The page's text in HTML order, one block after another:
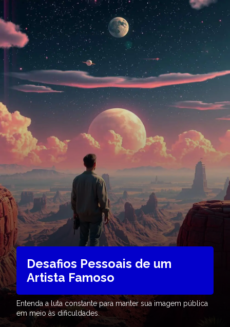
Desafios Pessoais de um
Artista Famoso
Entenda a luta constante para manter sua imagem pública
em meio às dificuldades.